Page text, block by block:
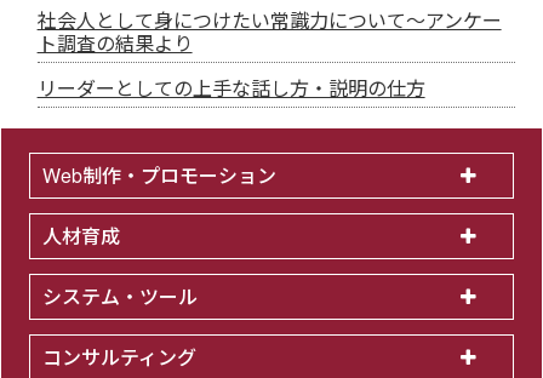
社会人として身につけたい常識力について～アンケー
ト調査の結果より
リーダーとしての上手な話し方・説明の仕方
Web制作・プロモーション
人材育成
システム・ツール
コンサルティング